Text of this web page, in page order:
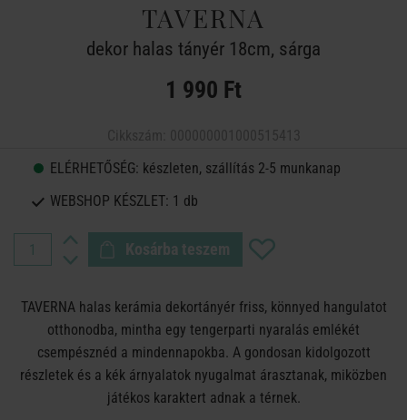
TAVERNA
dekor halas tányér 18cm, sárga
1 990 Ft
ELÉRHETŐSÉG: készleten, szállítás 2-5 munkanap
WEBSHOP KÉSZLET: 1 db
Kosárba teszem
TAVERNA halas kerámia dekortányér friss, könnyed hangulatot
otthonodba, mintha egy tengerparti nyaralás emlékét
csempésznéd a mindennapokba. A gondosan kidolgozott
részletek és a kék árnyalatok nyugalmat árasztanak, miközben
játékos karaktert adnak a térnek.